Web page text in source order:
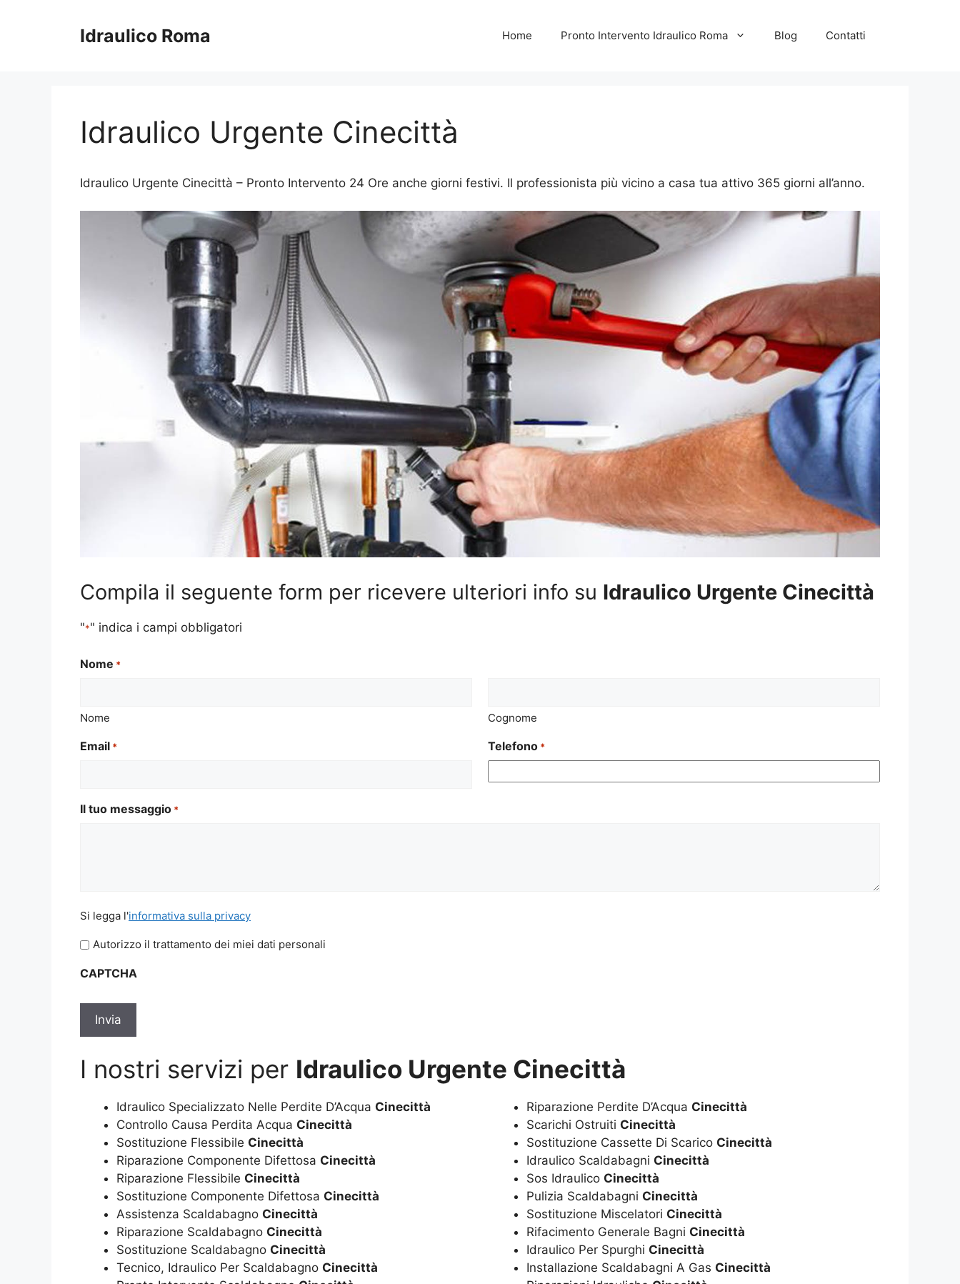
Idraulico Roma Home Pronto Intervento Idraulico Roma Blog Contatti
Idraulico Urgente Cinecittà
Idraulico Urgente Cinecittà – Pronto Intervento 24 Ore anche giorni festivi. Il professionista più vicino a casa tua attivo 365 giorni all’anno.
Compila il seguente form per ricevere ulteriori info su Idraulico Urgente Cinecittà
"*" indica i campi obbligatori
Nome *
Nome Cognome
Email * Telefono *
Il tuo messaggio *
Si
l'informativa
sulla
*
Si legga l'informativa sulla privacy
Autorizzo il trattamento dei miei dati personali
CAPTCHA
I nostri servizi per Idraulico Urgente Cinecittà
Idraulico Specializzato Nelle Perdite D’Acqua Cinecittà
Controllo Causa Perdita Acqua Cinecittà
Sostituzione Flessibile Cinecittà
Riparazione Componente Difettosa Cinecittà
Riparazione Flessibile Cinecittà
Sostituzione Componente Difettosa Cinecittà
Assistenza Scaldabagno Cinecittà
Riparazione Scaldabagno Cinecittà
Sostituzione Scaldabagno Cinecittà
Tecnico, Idraulico Per Scaldabagno Cinecittà
Riparazione Perdite D’Acqua Cinecittà
Scarichi Ostruiti Cinecittà
Sostituzione Cassette Di Scarico Cinecittà
Idraulico Scaldabagni Cinecittà
Sos Idraulico Cinecittà
Pulizia Scaldabagni Cinecittà
Sostituzione Miscelatori Cinecittà
Rifacimento Generale Bagni Cinecittà
Idraulico Per Spurghi Cinecittà
Installazione Scaldabagni A Gas Cinecittà